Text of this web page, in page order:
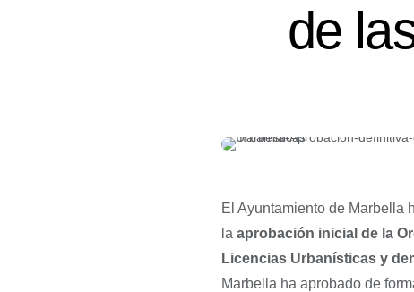
de
El Ayuntamiento de Marbella
la aprobación inicial de la
Licencias Urbanísticas y
Marbella ha aprobado de